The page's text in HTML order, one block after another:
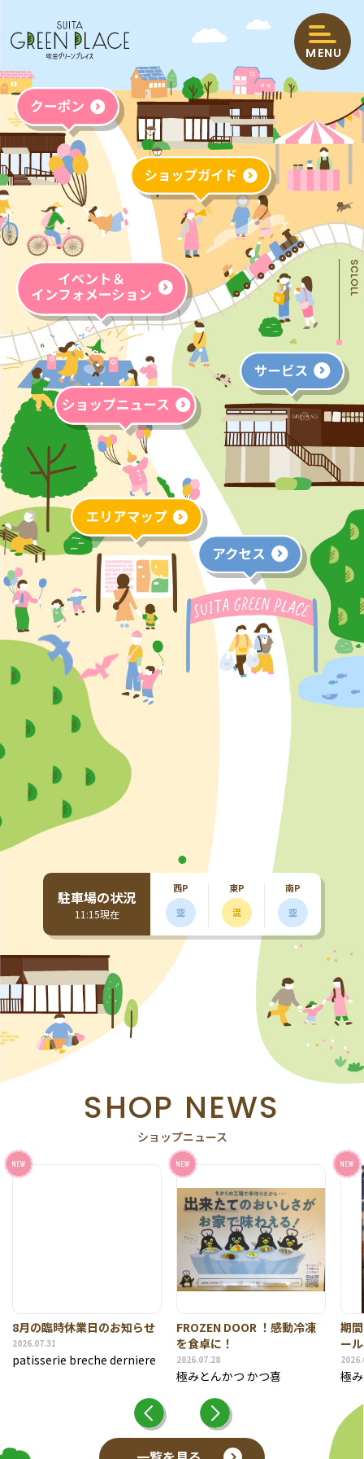
HOME
ショップニュース
イベント＆インフォメーション
ショップガイド
エリアマップ
クーポン
アクセス＆コンセプト
サービス案内
MENU
駐車場の状況
11:15現在
西P
空
東P
混
南P
空
SHOP NEWS
ショップニュース
NEW
8月の臨時休業日のお知らせ
2026.07.31
patisserie breche derniere
NEW
FROZEN DOOR ！感動冷凍
を食卓に！
2026.07.28
極みとんかつ かつ喜
NEW
期
ー
極